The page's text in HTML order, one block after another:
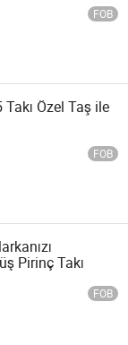
FOB
Özel Taş ile
FOB
Pirinç Takı
FOB